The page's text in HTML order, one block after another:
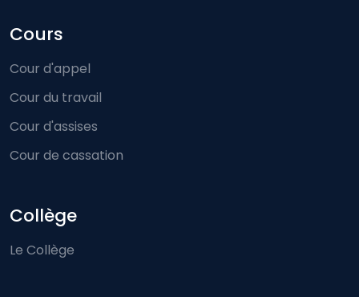
Cours
Cour d'appel
Cour du travail
Cour d'assises
Cour de cassation
Collège
Le Collège